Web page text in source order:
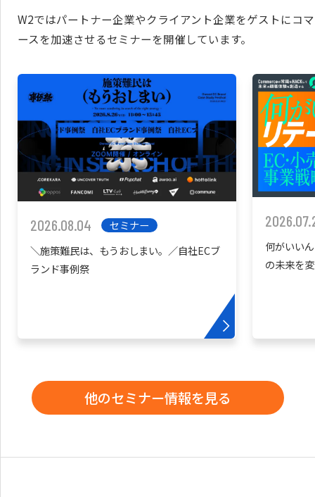
W2ではパートナー企業やクライアント企業をゲストにコマ
ースを加速させるセミナーを開催しています。
2026.08.04
セミナー
＼施策難民は、もうおしまい。／自社ECブ
ランド事例祭
何がいい
の未来を
他のセミナー情報を見る